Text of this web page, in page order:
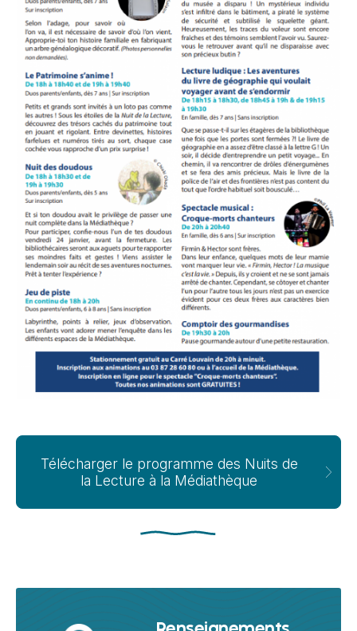
Télécharger le programme des Nuits de
la Lecture à la Médiathèque